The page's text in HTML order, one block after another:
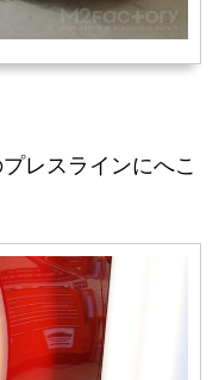
レスラインにへこ